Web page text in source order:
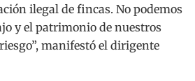
ilegal de fincas. No podemos
y el patrimonio de nuestros
manifestó el dirigente